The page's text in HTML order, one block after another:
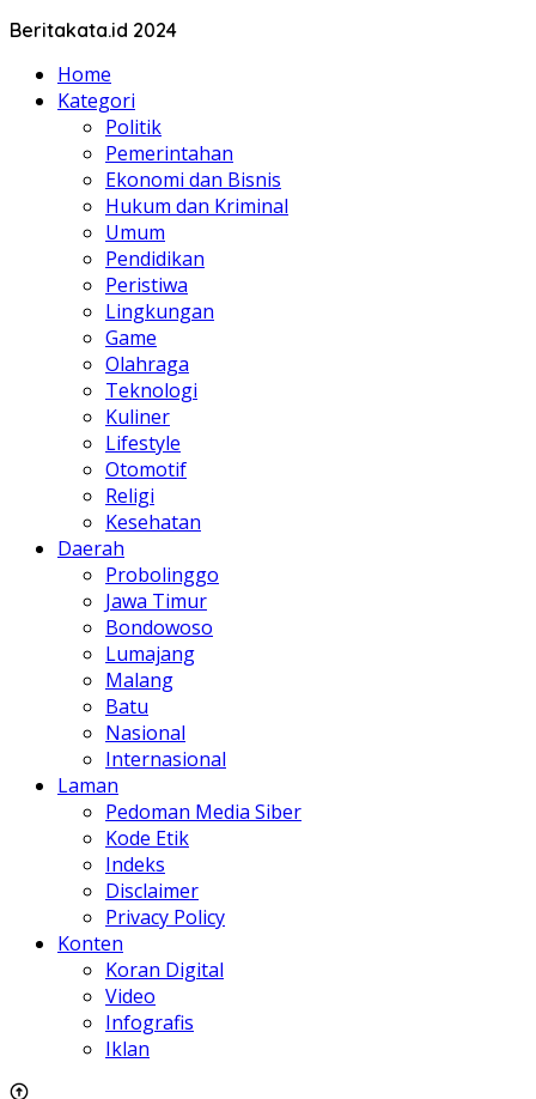
Beritakata.id 2024
Home
Kategori
Politik
Pemerintahan
Ekonomi dan Bisnis
Hukum dan Kriminal
Umum
Pendidikan
Peristiwa
Lingkungan
Game
Olahraga
Teknologi
Kuliner
Lifestyle
Otomotif
Religi
Kesehatan
Daerah
Probolinggo
Jawa Timur
Bondowoso
Lumajang
Malang
Batu
Nasional
Internasional
Laman
Pedoman Media Siber
Kode Etik
Indeks
Disclaimer
Privacy Policy
Konten
Koran Digital
Video
Infografis
Iklan